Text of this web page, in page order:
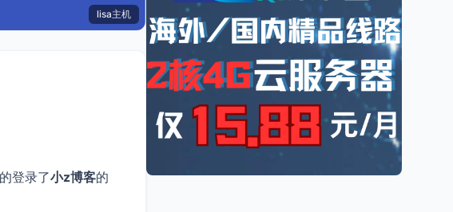
lisa主机
登录了小z博客的